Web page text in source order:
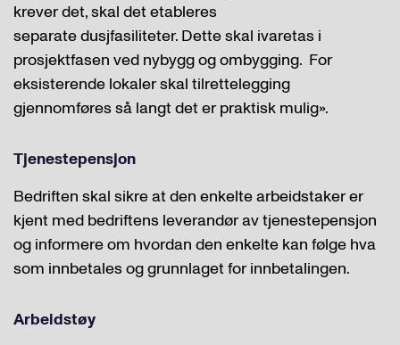
krever det, skal det etableres
separate dusjfasiliteter. Dette skal ivaretas i
prosjektfasen ved nybygg og ombygging. For
eksisterende lokaler skal tilrettelegging
gjennomføres så langt det er praktisk mulig».
Tjenestepensjon
Bedriften skal sikre at den enkelte arbeidstaker er
kjent med bedriftens leverandør av tjenestepensjon
og informere om hvordan den enkelte kan følge hva
som innbetales og grunnlaget for innbetalingen.
Arbeidstøy